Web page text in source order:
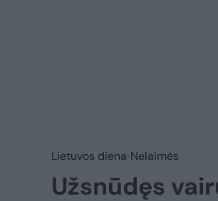
Lietuvos diena Nelaimės
Užsnūdęs